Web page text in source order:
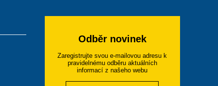
Odběr novinek
Zaregistrujte svou e-mailovou adresu k
pravidelnému odběru aktuálních
informací z našeho webu